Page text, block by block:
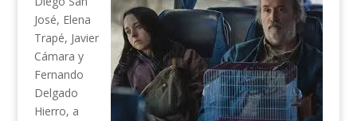
José, Elena
Trapé, Javier
Cámara y
Fernando
Delgado
Hierro, a